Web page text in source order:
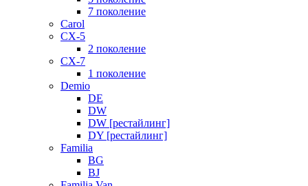
7 поколение
Carol
CX-5
2 поколение
CX-7
1 поколение
Demio
DE
DW
DW [рестайлинг]
DY [рестайлинг]
Familia
BG
BJ